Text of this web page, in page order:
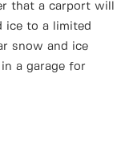
that a carport will
ice to a limited
snow and ice
a garage for